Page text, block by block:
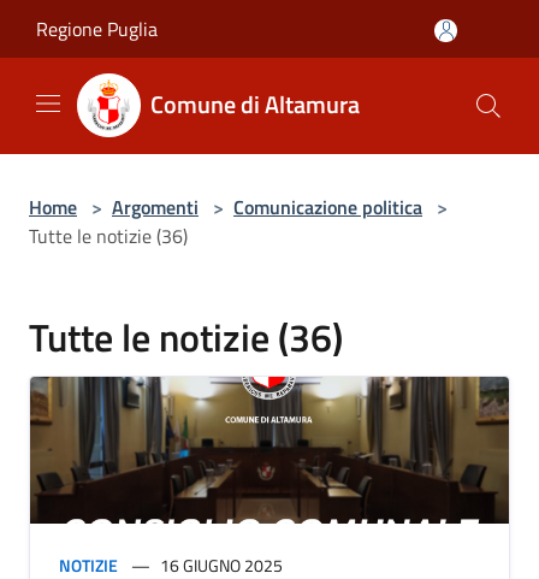
Regione Puglia
Comune di Altamura
Home > Argomenti > Comunicazione politica >
Tutte le notizie (36)
Tutte le notizie (36)
NOTIZIE 16 GIUGNO 2025